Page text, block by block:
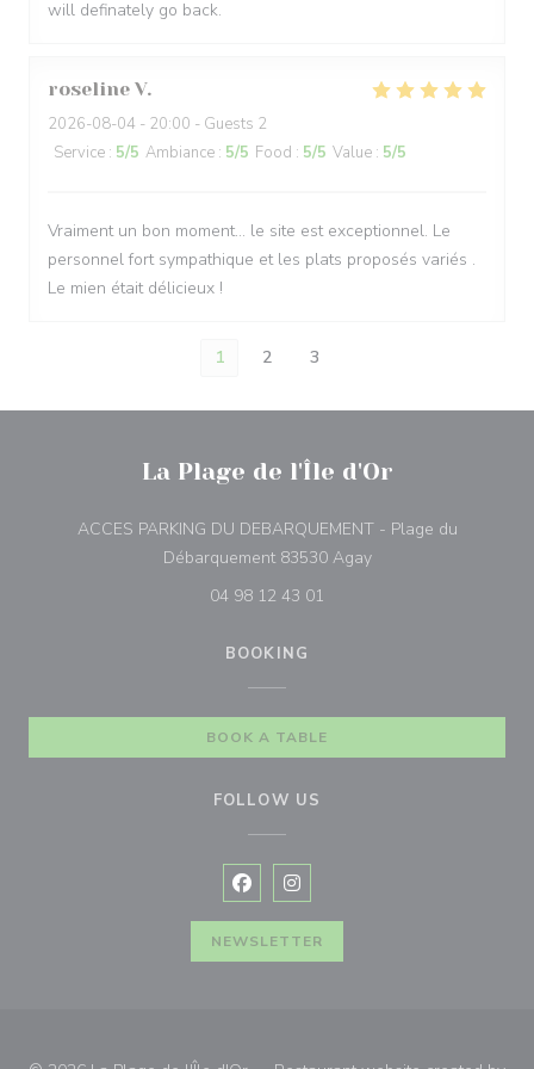
will definately go back.
roseline V
2026-08-04 - 20:00 - Guests 2
Service : 5/5 Ambiance : 5/5 Food : 5/5 Value : 5/5
Vraiment un bon moment… le site est exceptionnel. Le
personnel fort sympathique et les plats proposés variés .
Le mien était délicieux !
1 2 3
La Plage de l'Île d'Or
ACCES PARKING DU DEBARQUEMENT - Plage du
Débarquement 83530 Agay((opens in a new
04 98 12 43 01
BOOKING
BOOK A TABLE
FOLLOW US
Facebook ((opens in a new
Instagram ((opens in a new
NEWSLETTER